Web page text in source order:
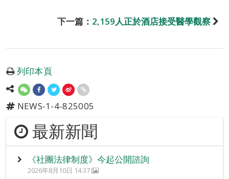
下一篇： 2,159人正於酒店接受醫學觀察
列印本頁
NEWS-1-4-825005
最新新聞
《社團法律制度》今起公開諮詢
2026年8月10日 14:37